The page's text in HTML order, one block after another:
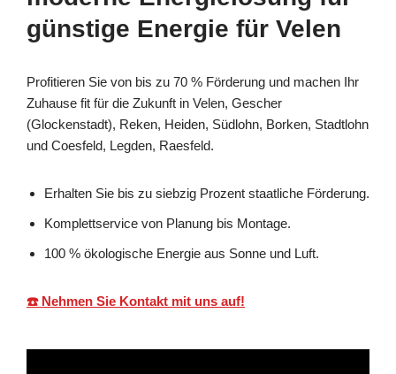
günstige Energie für Velen
Profitieren Sie von bis zu 70 % Förderung und machen Ihr
Zuhause fit für die Zukunft in Velen, Gescher
(Glockenstadt), Reken, Heiden, Südlohn, Borken, Stadtlohn
und Coesfeld, Legden, Raesfeld.
Erhalten Sie bis zu siebzig Prozent staatliche Förderung.
Komplettservice von Planung bis Montage.
100 % ökologische Energie aus Sonne und Luft.
☎️ Nehmen Sie Kontakt mit uns auf!